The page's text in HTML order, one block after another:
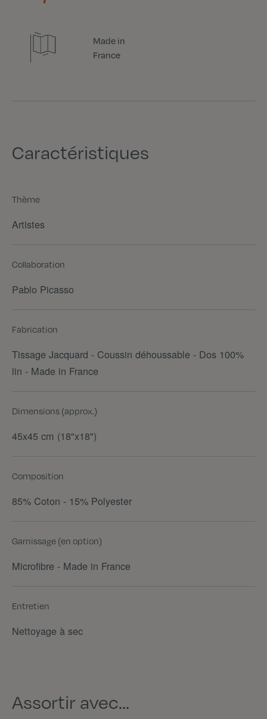
Made in
France
Caractéristiques
Thème
Artistes
Collaboration
Pablo Picasso
Fabrication
Tissage Jacquard - Coussin déhoussable - Dos 100%
lin - Made in France
Dimensions (approx.)
45x45 cm (18"x18")
Composition
85% Coton - 15% Polyester
Garnissage (en option)
Microfibre - Made in France
Entretien
Nettoyage à sec
Assortir avec...